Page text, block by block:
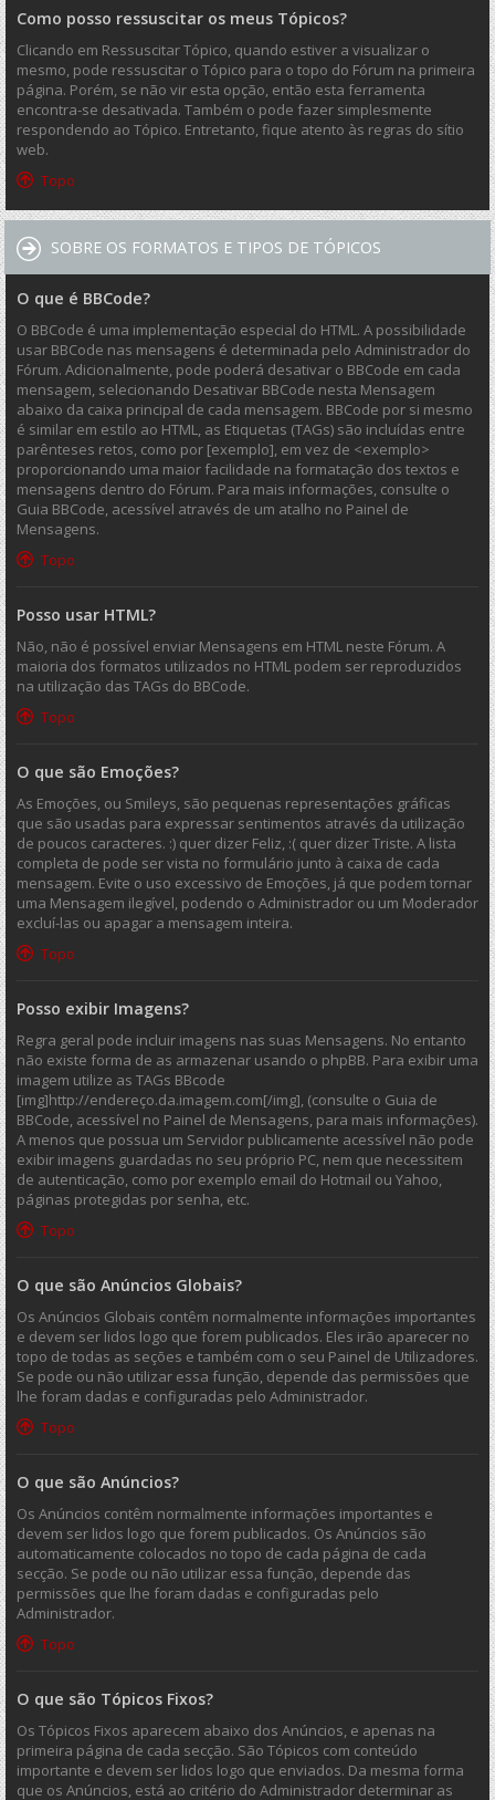
Como posso ressuscitar os meus Tópicos?
Clicando em Ressuscitar Tópico, quando estiver a visualizar o
mesmo, pode ressuscitar o Tópico para o topo do Fórum na primeira
página. Porém, se não vir esta opção, então esta ferramenta
encontra-se desativada. Também o pode fazer simplesmente
respondendo ao Tópico. Entretanto, fique atento às regras do sítio
web.
Topo
SOBRE OS FORMATOS E TIPOS DE TÓPICOS
O que é BBCode?
O BBCode é uma implementação especial do HTML. A possibilidade
usar BBCode nas mensagens é determinada pelo Administrador do
Fórum. Adicionalmente, pode poderá desativar o BBCode em cada
mensagem, selecionando Desativar BBCode nesta Mensagem
abaixo da caixa principal de cada mensagem. BBCode por si mesmo
é similar em estilo ao HTML, as Etiquetas (TAGs) são incluídas entre
parênteses retos, como por [exemplo], em vez de <exemplo>
proporcionando uma maior facilidade na formatação dos textos e
mensagens dentro do Fórum. Para mais informações, consulte o
Guia BBCode, acessível através de um atalho no Painel de
Mensagens.
Topo
Posso usar HTML?
Não, não é possível enviar Mensagens em HTML neste Fórum. A
maioria dos formatos utilizados no HTML podem ser reproduzidos
na utilização das TAGs do BBCode.
Topo
O que são Emoções?
As Emoções, ou Smileys, são pequenas representações gráficas
que são usadas para expressar sentimentos através da utilização
de poucos caracteres. :) quer dizer Feliz, :( quer dizer Triste. A lista
completa de pode ser vista no formulário junto à caixa de cada
mensagem. Evite o uso excessivo de Emoções, já que podem tornar
uma Mensagem ilegível, podendo o Administrador ou um Moderador
excluí-las ou apagar a mensagem inteira.
Topo
Posso exibir Imagens?
Regra geral pode incluir imagens nas suas Mensagens. No entanto
não existe forma de as armazenar usando o phpBB. Para exibir uma
imagem utilize as TAGs BBcode
[img]http://endereço.da.imagem.com[/img], (consulte o Guia de
BBCode, acessível no Painel de Mensagens, para mais informações).
A menos que possua um Servidor publicamente acessível não pode
exibir imagens guardadas no seu próprio PC, nem que necessitem
de autenticação, como por exemplo email do Hotmail ou Yahoo,
páginas protegidas por senha, etc.
Topo
O que são Anúncios Globais?
Os Anúncios Globais contêm normalmente informações importantes
e devem ser lidos logo que forem publicados. Eles irão aparecer no
topo de todas as seções e também com o seu Painel de Utilizadores.
Se pode ou não utilizar essa função, depende das permissões que
lhe foram dadas e configuradas pelo Administrador.
Topo
O que são Anúncios?
Os Anúncios contêm normalmente informações importantes e
devem ser lidos logo que forem publicados. Os Anúncios são
automaticamente colocados no topo de cada página de cada
secção. Se pode ou não utilizar essa função, depende das
permissões que lhe foram dadas e configuradas pelo
Administrador.
Topo
O que são Tópicos Fixos?
Os Tópicos Fixos aparecem abaixo dos Anúncios, e apenas na
primeira página de cada secção. São Tópicos com conteúdo
importante e devem ser lidos logo que enviados. Da mesma forma
que os Anúncios, está ao critério do Administrador determinar as